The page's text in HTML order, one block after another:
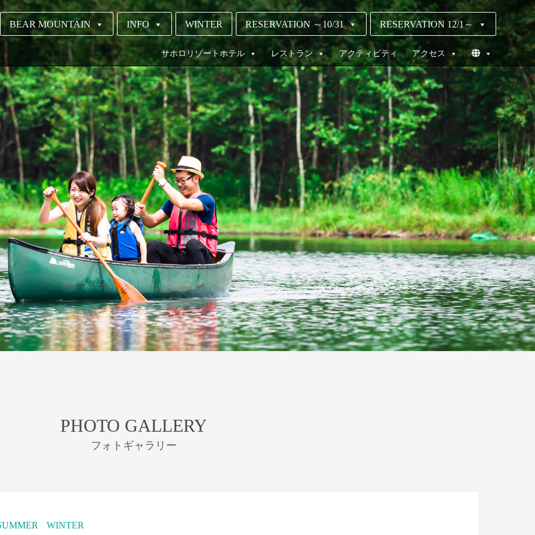
BEAR MOUNTAIN INFO WINTER RESERVATION ～10/31 RESERVATION 12/1～
サホロリゾートホテル レストラン アクティビティ アクセス
PHOTO GALLERY
フォトギャラリー
WINTER